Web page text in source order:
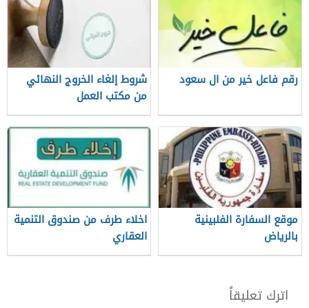
رقم فاعل خير من ال سعود
شروط إلغاء الخروج النهائي
من مكتب العمل
موقع السفارة الفلبينية
بالرياض
اخلاء طرف من صندوق التنمية
العقاري
اترك تعليقاً